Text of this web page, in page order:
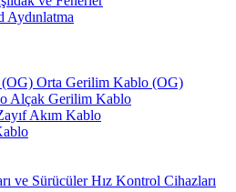
Aydınlatma
Orta Gerilim Kablo (OG)
Alçak Gerilim Kablo
Akım Kablo
Hız Kontrol Cihazları